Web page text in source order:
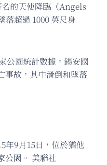
的天使降臨（Angels
超過 1000 英尺身
公園統計數據，錫安國
事故，其中滑倒和墜落
年9月15日，位於猶他
公園。 美聯社